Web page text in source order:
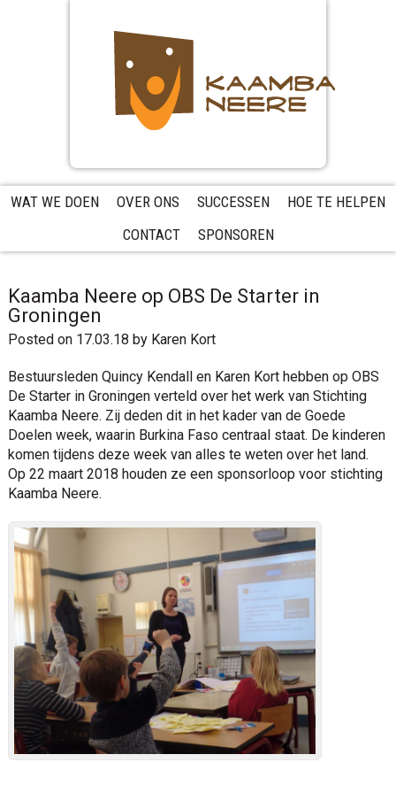
WAT WE DOEN OVER ONS SUCCESSEN
HOE TE HELPEN
CONTACT
SPONSOREN
Kaamba Neere op OBS De Starter in
Groningen
Posted on 17.03.18 by Karen Kort
Bestuursleden Quincy Kendall en Karen Kort hebben op OBS
De Starter in Groningen verteld over het werk van Stichting
Kaamba Neere. Zij deden dit in het kader van de Goede
Doelen week, waarin Burkina Faso centraal staat. De kinderen
komen tijdens deze week van alles te weten over het land.
Op 22 maart 2018 houden ze een sponsorloop voor stichting
Kaamba Neere.